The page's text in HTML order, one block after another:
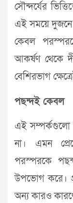
সৌন্দর্যের
এই সময়ে দুজনে
কেবল
আকর্ষণ থেকে
বেশিরভাগ
পছন্দই কেবল
এই সম্পর্কগুলো
না। এমন
পরস্পরকে
উপভোগ করে।
অন্য কারও